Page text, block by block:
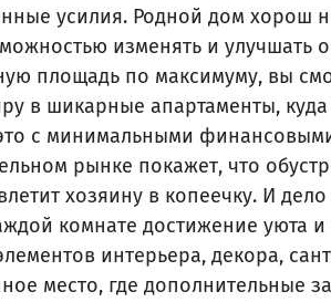
усилия. Родной дом хорош
изменять и улучшать
площадь по максимуму, вы
в шикарные апартаменты, куда
с минимальными
рынке покажет, что
хозяину в копеечку. И дело
комнате достижение уюта
интерьера, декора,
место, где дополнительные